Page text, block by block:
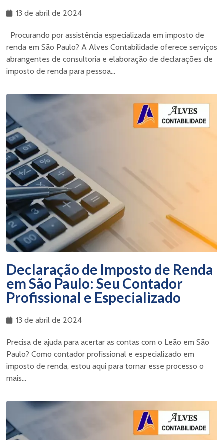
13 de abril de 2024
Procurando por assistência especializada em imposto de
renda em São Paulo? A Alves Contabilidade oferece serviços
abrangentes de consultoria e elaboração de declarações de
imposto de renda para pessoa...
Declaração de Imposto de Renda
em São Paulo: Seu Contador
Profissional e Especializado
13 de abril de 2024
Precisa de ajuda para acertar as contas com o Leão em São
Paulo? Como contador profissional e especializado em
imposto de renda, estou aqui para tornar esse processo o
mais...